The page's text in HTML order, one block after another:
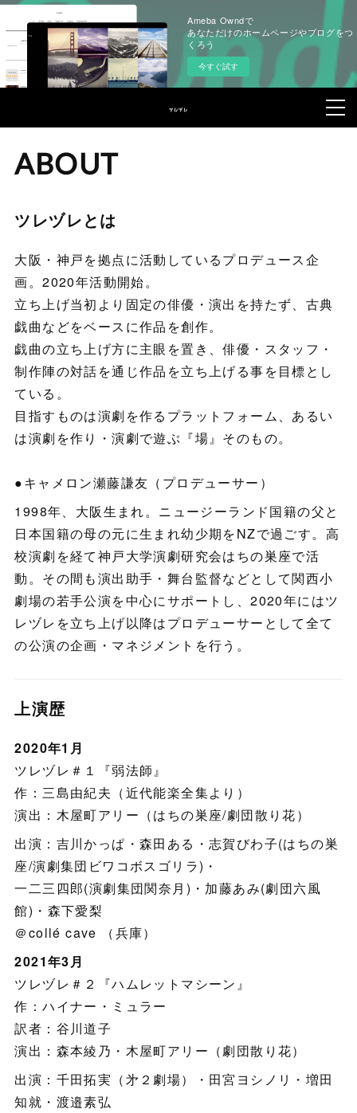
Ameba Owndで
あなただけのホームページやブログをつ
くろう
今すぐ試す
ABOUT
ツレヅレとは
大阪・神戸を拠点に活動しているプロデュース企
画。2020年活動開始。
立ち上げ当初より固定の俳優・演出を持たず、古典
戯曲などをベースに作品を創作。
戯曲の立ち上げ方に主眼を置き、俳優・スタッフ・
制作陣の対話を通じ作品を立ち上げる事を目標とし
ている。
目指すものは演劇を作るプラットフォーム、あるい
は演劇を作り・演劇で遊ぶ『場』そのもの。
●キャメロン瀬藤謙友（プロデューサー）
1998年、大阪生まれ。ニュージーランド国籍の父と
日本国籍の母の元に生まれ幼少期をNZで過ごす。高
校演劇を経て神戸大学演劇研究会はちの巣座で活
動。その間も演出助手・舞台監督などとして関西小
劇場の若手公演を中心にサポートし、2020年にはツ
レヅレを立ち上げ以降はプロデューサーとして全て
の公演の企画・マネジメントを行う。
上演歴
2020年1月
ツレヅレ＃１『弱法師』
作：三島由紀夫（近代能楽全集より）
演出：木屋町アリー（はちの巣座/劇団散り花）
出演：吉川かっぱ・森田ある・志賀びわ子(はちの巣
座/演劇集団ビワコボスゴリラ)・
一二三四郎(演劇集団関奈月)・加藤あみ(劇団六風
館)・森下愛梨
＠collé cave （兵庫）
2021年3月
ツレヅレ＃２『ハムレットマシーン』
作：ハイナー・ミュラー
訳者：谷川道子
演出：森本綾乃・木屋町アリー（劇団散り花）
出演：千田拓実（㐧２劇場）・田宮ヨシノリ・増田
知就・渡邉素弘